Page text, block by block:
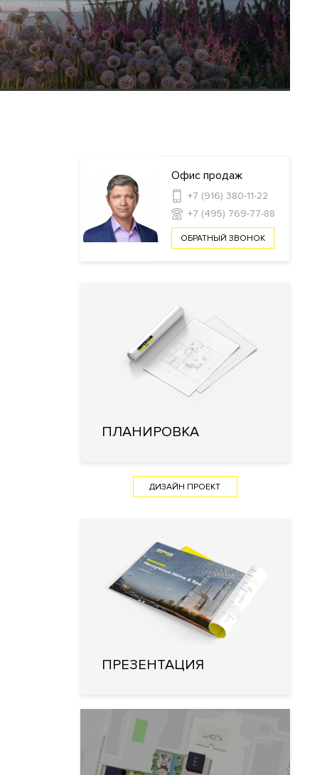
Офис продаж
+7 (916) 380-11-22
+7 (495) 769-77-88
ОБРАТНЫЙ ЗВОНОК
ПЛАНИРОВКА
ДИЗАЙН ПРОЕКТ
ПРЕЗЕНТАЦИЯ